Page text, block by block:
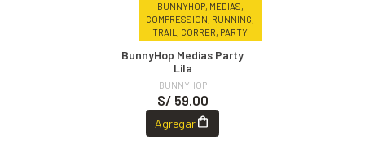
BUNNYHOP, MEDIAS,
COMPRESSION, RUNNING,
TRAIL, CORRER, PARTY
BunnyHop Medias Party
Lila
BUNNYHOP
S/ 59.00
Agregar